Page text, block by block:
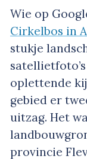
Wie op
Cirkelbos in
stukje
oplettende
gebied er
uitzag. Het
provincie